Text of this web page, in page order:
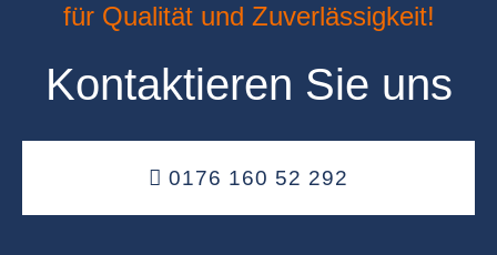
für Qualität und Zuverlässigkeit!
Kontaktieren Sie uns
0176 160 52 292